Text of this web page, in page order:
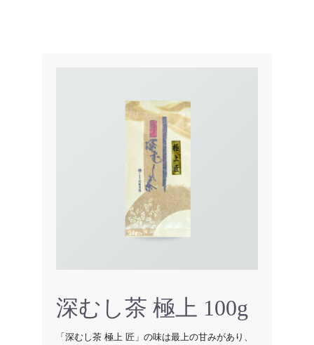
深むし茶 極上 100g
「深むし茶 極上 匠」の味は最上の甘みがあり、